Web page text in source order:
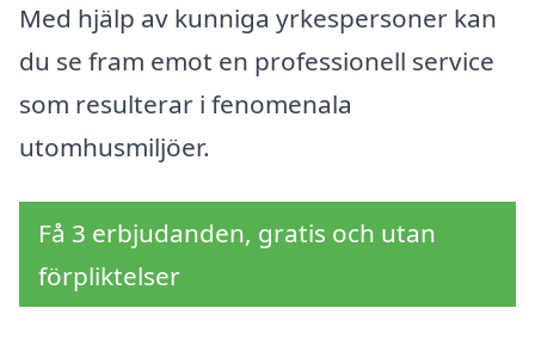
Med hjälp av kunniga yrkespersoner kan
du se fram emot en professionell service
som resulterar i fenomenala
utomhusmiljöer.
Få 3 erbjudanden, gratis och utan
förpliktelser